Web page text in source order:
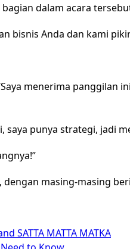
dalam acara
bisnis Anda dan kami
menerima panggilan
saya punya strategi, jadi
masing-masing
SATTA MATTA MATKA